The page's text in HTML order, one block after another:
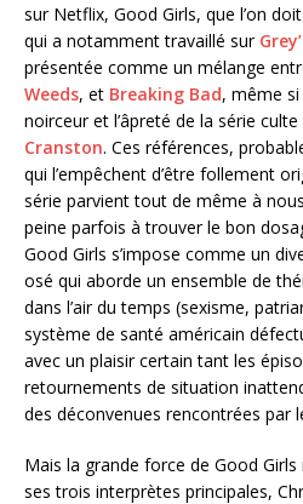
sur Netflix, Good Girls, que l’on
qui a notamment travaillé sur
présentée comme un mélange
Weeds, et Breaking Bad, même si
noirceur et l’âpreté de la série
Cranston. Ces références,
qui l’empêchent d’être follement
série parvient tout de même à
peine parfois à trouver le bon
Good Girls s’impose comme un
osé qui aborde un ensemble de
dans l’air du temps (sexisme,
système de santé américain
avec un plaisir certain tant les
retournements de situation
des déconvenues rencontrées par
Mais la grande force de Good
ses trois interprètes principales,